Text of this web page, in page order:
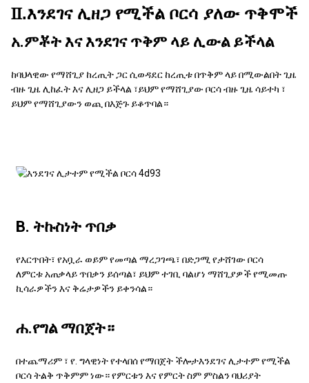
Ⅱ.እንደገና ሊዘጋ የሚችል ቦርሳ ያለው ጥቅሞች
አ.ምቾት እና እንደገና ጥቅም ላይ ሊውል ይችላል
ከባህላዊው የማሸጊያ ከረጢት ጋር ሲወዳደር ከረጢቱ በጥቅም ላይ በሚውልበት ጊዜ
ብዙ ጊዜ ሊከፈት እና ሊዘጋ ይችላል ፣ይህም የማሸጊያው ቦርሳ ብዙ ጊዜ ሳይተካ ፣
ይህም የማሸጊያውን ወጪ በእጅጉ ይቆጥባል።
B. ትኩስነት ጥበቃ
የእርጥበት፣ የአቧራ ወይም የመጣል ማረጋገጫ፣ በድጋሚ የታሸገው ቦርሳ
ለምርቱ አጠቃላይ ጥበቃን ይሰጣል፣ ይህም ተገቢ ባልሆነ ማሸጊያዎች የሚመጡ
ኪሳራዎችን እና ቅሬታዎችን ይቀንሳል።
ሐ.የግል ማበጀት።
በተጨማሪም ፣ የ. ግላዊነት የተላበሰ የማበጀት ችሎታእንደገና ሊታተም የሚችል
ቦርሳትልቅ ጥቅምም ነው። የምርቱን እና የምርት ስም ምስልን ባህሪያት